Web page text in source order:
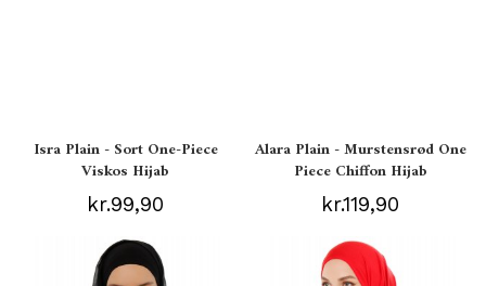
Isra Plain - Sort One-Piece
Viskos Hijab
kr.99,90
Alara Plain - Murstensrød One
Piece Chiffon Hijab
kr.119,90